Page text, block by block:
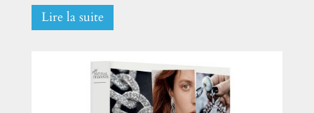
Lire la suite